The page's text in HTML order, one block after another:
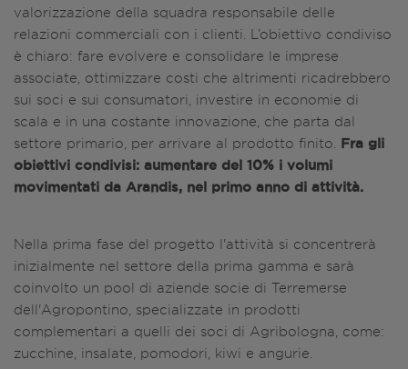
valorizzazione della squadra responsabile delle
relazioni commerciali con i clienti. L’obiettivo condiviso
è chiaro: fare evolvere e consolidare le imprese
associate, ottimizzare costi che altrimenti ricadrebbero
sui soci e sui consumatori, investire in economie di
scala e in una costante innovazione, che parta dal
settore primario, per arrivare al prodotto finito. Fra gli
obiettivi condivisi: aumentare del 10% i volumi
movimentati da Arandis, nel primo anno di attività.
Nella prima fase del progetto l'attività si concentrerà
inizialmente nel settore della prima gamma e sarà
coinvolto un pool di aziende socie di Terremerse
dell'Agropontino, specializzate in prodotti
complementari a quelli dei soci di Agribologna, come:
zucchine, insalate, pomodori, kiwi e angurie.